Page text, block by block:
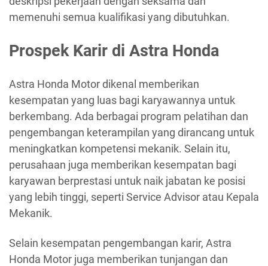
memenuhi semua kualifikasi yang dibutuhkan.
Prospek Karir di Astra Honda
Astra Honda Motor dikenal memberikan
kesempatan yang luas bagi karyawannya untuk
berkembang. Ada berbagai program pelatihan dan
pengembangan keterampilan yang dirancang untuk
meningkatkan kompetensi mekanik. Selain itu,
perusahaan juga memberikan kesempatan bagi
karyawan berprestasi untuk naik jabatan ke posisi
yang lebih tinggi, seperti Service Advisor atau Kepala
Mekanik.
Selain kesempatan pengembangan karir, Astra
Honda Motor juga memberikan tunjangan dan